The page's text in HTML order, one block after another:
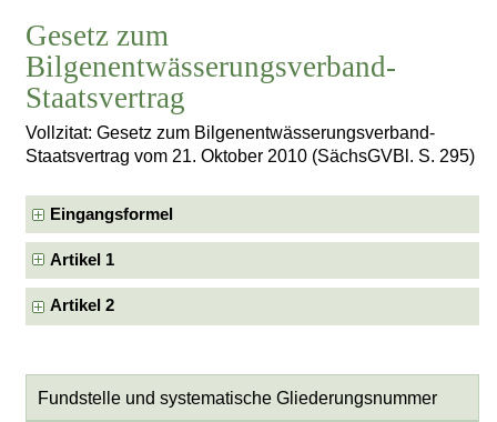
Gesetz zum
Bilgenentwässerungsverband-
Staatsvertrag
Vollzitat: Gesetz zum Bilgenentwässerungsverband-
Staatsvertrag vom 21. Oktober 2010 (SächsGVBl. S. 295)
Eingangsformel
Artikel 1
Artikel 2
Fundstelle und systematische Gliederungsnummer